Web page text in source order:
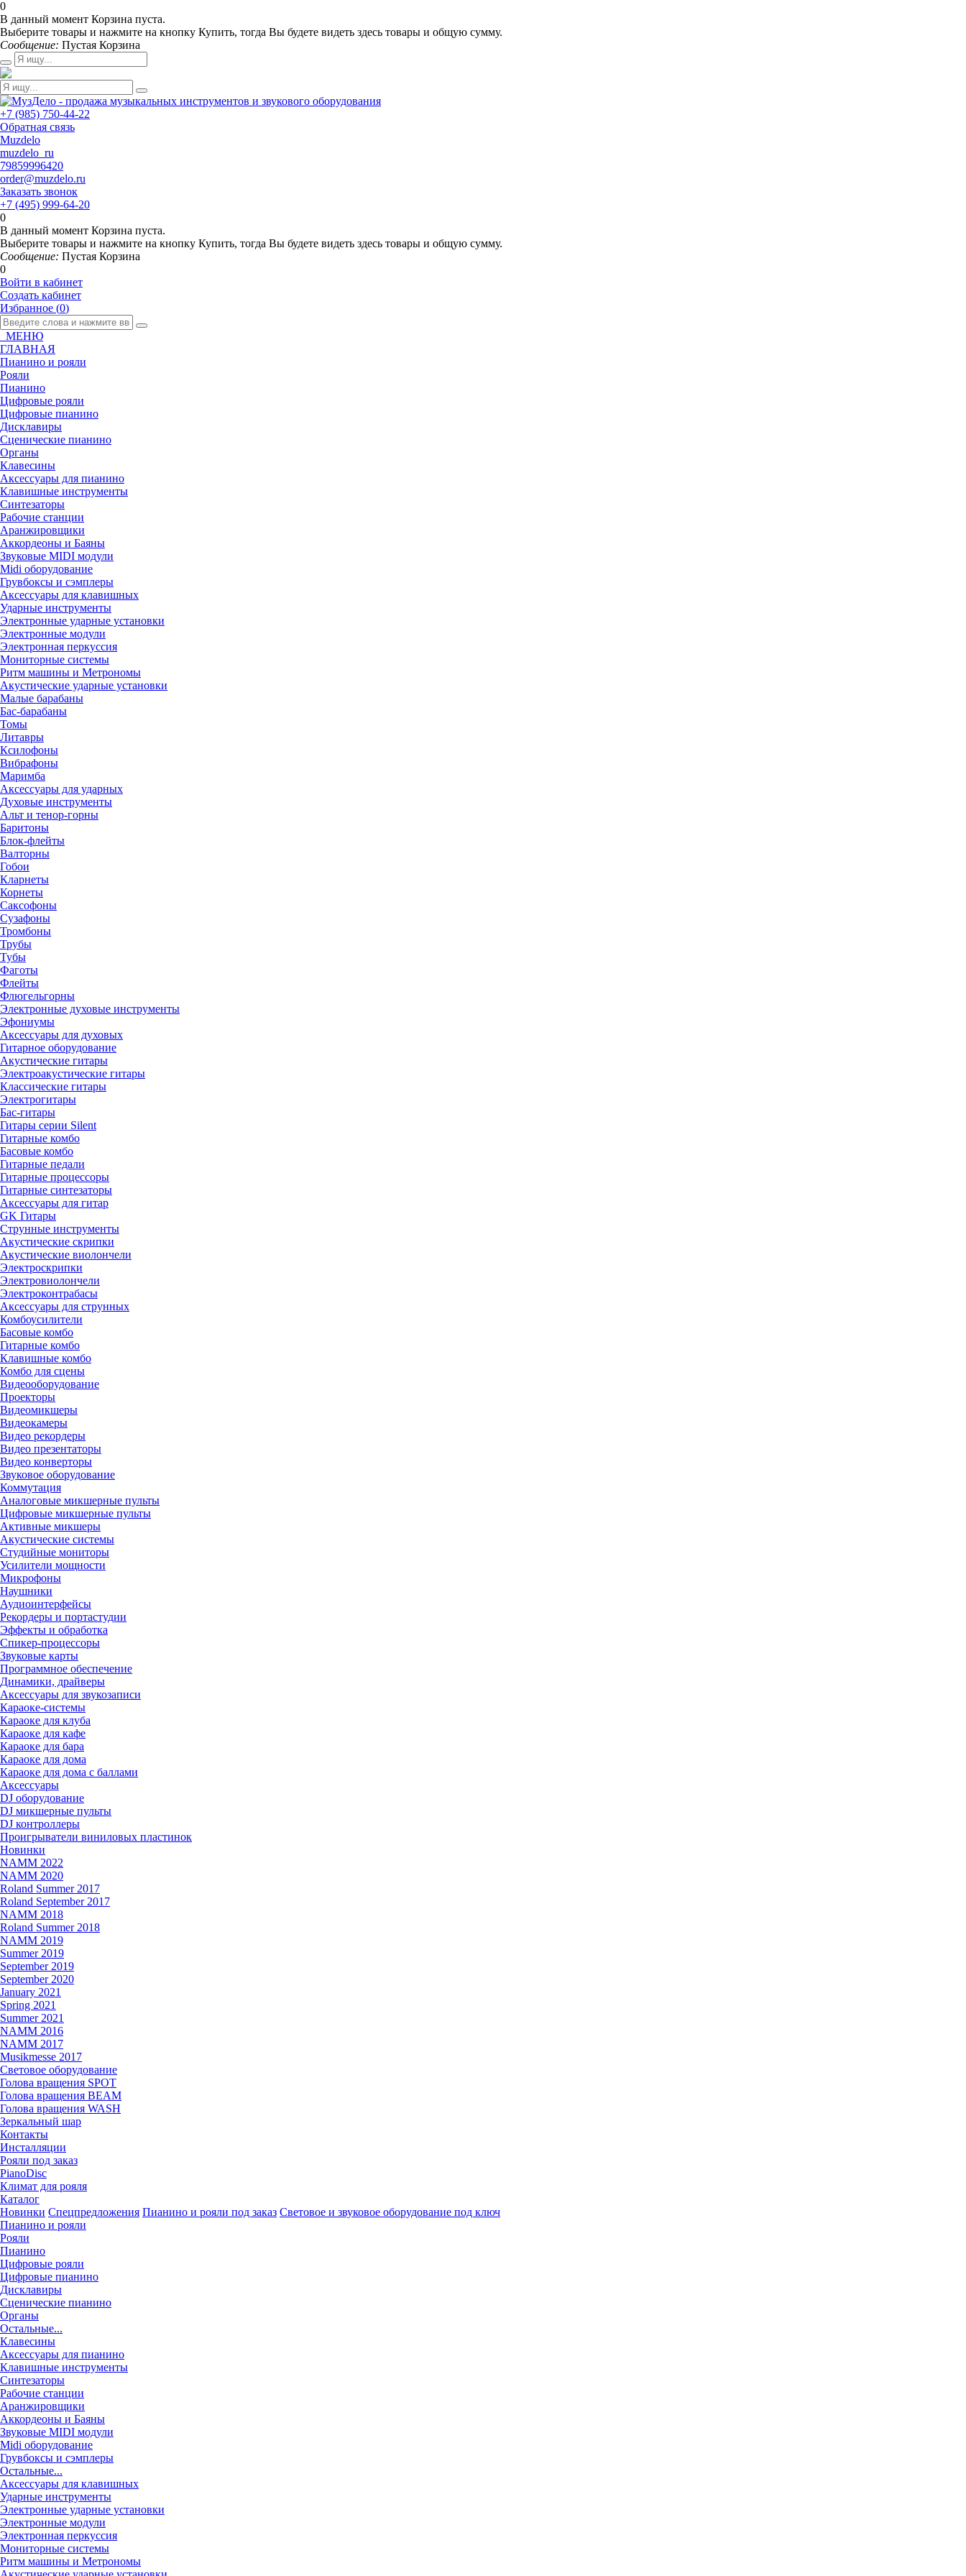
0
В данный момент Корзина пуста.
Выберите товары и нажмите на кнопку Купить, тогда Вы будете видеть здесь товары и общую сумму.
Сообщение: Пустая Корзина
+7 (985) 750-44-22
Обратная связь
Muzdelo
muzdelo_ru
79859996420
order@muzdelo.ru
Заказать звонок
+7 (495) 999-64-20
0
В данный момент Корзина пуста.
Выберите товары и нажмите на кнопку Купить, тогда Вы будете видеть здесь товары и общую сумму.
Сообщение: Пустая Корзина
0
Войти в кабинет
Создать кабинет
Избранное (0)
МЕНЮ
ГЛАВНАЯ
Пианино и рояли
Рояли
Пианино
Цифровые рояли
Цифровые пианино
Дисклавиры
Сценические пианино
Органы
Клавесины
Аксессуары для пианино
Клавишные инструменты
Синтезаторы
Рабочие станции
Аранжировщики
Аккордеоны и Баяны
Звуковые MIDI модули
Midi оборудование
Грувбоксы и сэмплеры
Аксессуары для клавишных
Ударные инструменты
Электронные ударные установки
Электронные модули
Электронная перкуссия
Мониторные системы
Ритм машины и Метрономы
Акустические ударные установки
Малые барабаны
Бас-барабаны
Томы
Литавры
Ксилофоны
Вибрафоны
Маримба
Аксессуары для ударных
Духовые инструменты
Альт и тенор-горны
Баритоны
Блок-флейты
Валторны
Гобои
Кларнеты
Корнеты
Саксофоны
Сузафоны
Тромбоны
Трубы
Тубы
Фаготы
Флейты
Флюгельгорны
Электронные духовые инструменты
Эфониумы
Аксессуары для духовых
Гитарное оборудование
Акустические гитары
Электроакустические гитары
Классические гитары
Электрогитары
Бас-гитары
Гитары серии Silent
Гитарные комбо
Басовые комбо
Гитарные педали
Гитарные процессоры
Гитарные синтезаторы
Аксессуары для гитар
GK Гитары
Струнные инструменты
Акустические скрипки
Акустические виолончели
Электроскрипки
Электровиолончели
Электроконтрабасы
Аксессуары для струнных
Комбоусилители
Басовые комбо
Гитарные комбо
Клавишные комбо
Комбо для сцены
Видеооборудование
Проекторы
Видеомикшеры
Видеокамеры
Видео рекордеры
Видео презентаторы
Видео конверторы
Звуковое оборудование
Коммутация
Аналоговые микшерные пульты
Цифровые микшерные пульты
Активные микшеры
Акустические системы
Студийные мониторы
Усилители мощности
Микрофоны
Наушники
Аудиоинтерфейсы
Рекордеры и портастудии
Эффекты и обработка
Спикер-процессоры
Звуковые карты
Программное обеспечение
Динамики, драйверы
Аксессуары для звукозаписи
Караоке-системы
Караоке для клуба
Караоке для кафе
Караоке для бара
Караоке для дома
Караоке для дома с баллами
Аксессуары
DJ оборудование
DJ микшерные пульты
DJ контроллеры
Проигрыватели виниловых пластинок
Новинки
NAMM 2022
NAMM 2020
Roland Summer 2017
Roland September 2017
NAMM 2018
Roland Summer 2018
NAMM 2019
Summer 2019
September 2019
September 2020
January 2021
Spring 2021
Summer 2021
NAMM 2016
NAMM 2017
Musikmesse 2017
Световое оборудование
Голова вращения SPOT
Голова вращения BEAM
Голова вращения WASH
Зеркальный шар
Контакты
Инсталляции
Рояли под заказ
PianoDisc
Климат для рояля
Каталог
Новинки Спецпредложения Пианино и рояли под заказ Световое и звуковое оборудование под ключ
Пианино и рояли
Рояли
Пианино
Цифровые рояли
Цифровые пианино
Дисклавиры
Сценические пианино
Органы
Остальные...
Клавесины
Аксессуары для пианино
Клавишные инструменты
Синтезаторы
Рабочие станции
Аранжировщики
Аккордеоны и Баяны
Звуковые MIDI модули
Midi оборудование
Грувбоксы и сэмплеры
Остальные...
Аксессуары для клавишных
Ударные инструменты
Электронные ударные установки
Электронные модули
Электронная перкуссия
Мониторные системы
Ритм машины и Метрономы